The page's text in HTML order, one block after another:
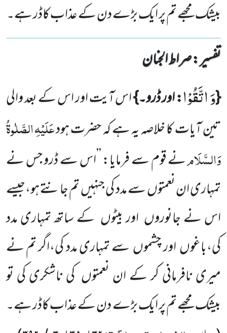
بیشک مجھے تم پر ایک بڑے دن کے عذاب کاڈر ہے۔
تفسیر : ‎صراط الجنان
{وَ اتَّقُوْا: اور ڈرو۔}اس آیت اور اس کے بعد والی
تین آیات کاخلاصہ یہ ہے کہ حضرت ہودعَلَیْہِالصَّلٰوۃُ
وَالسَّلَامنے قوم سے فرمایا: ’’اس سے ڈرو جس نے
تمہاری ان نعمتوںسے مدد کی جنہیںتم جانتے ہو،جیسے
اس نے جانوروں اور بیٹوں کے ساتھ تمہاری مدد
کی،باغوںاور چشموںسے تمہاری مدد کی،اگر تم نے
میری نافرمانی کر کے ان نعمتوں کی ناشکری کی تو
بیشک مجھے تم پر ایک بڑے دن کے عذاب کاڈر ہے۔